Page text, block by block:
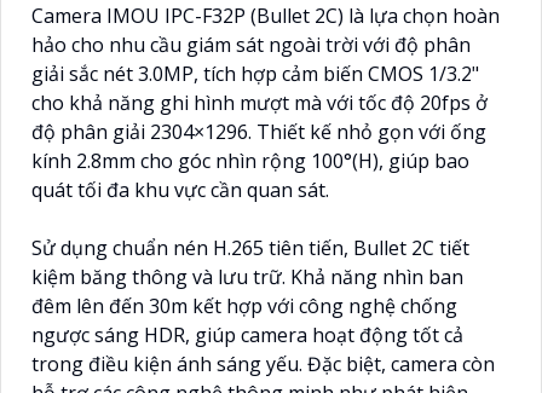
Camera IMOU IPC-F32P (Bullet 2C) là lựa chọn hoàn
hảo cho nhu cầu giám sát ngoài trời với độ phân
giải sắc nét 3.0MP, tích hợp cảm biến CMOS 1/3.2"
cho khả năng ghi hình mượt mà với tốc độ 20fps ở
độ phân giải 2304×1296. Thiết kế nhỏ gọn với ống
kính 2.8mm cho góc nhìn rộng 100°(H), giúp bao
quát tối đa khu vực cần quan sát.
Sử dụng chuẩn nén H.265 tiên tiến, Bullet 2C tiết
kiệm băng thông và lưu trữ. Khả năng nhìn ban
đêm lên đến 30m kết hợp với công nghệ chống
ngược sáng HDR, giúp camera hoạt động tốt cả
trong điều kiện ánh sáng yếu. Đặc biệt, camera còn